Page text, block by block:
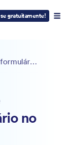
gratuitamente!
Qual a diferença entre formulário e questionário no Microsoft Forms?
no